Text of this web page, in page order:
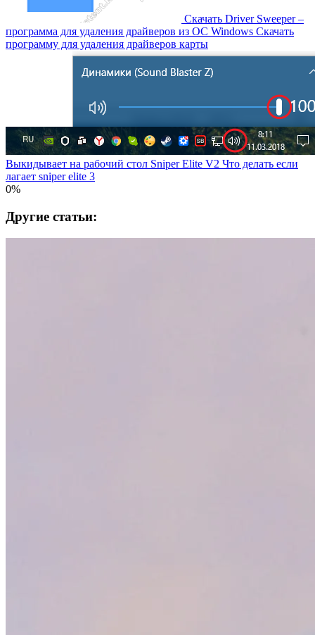
Скачать Driver Sweeper –
программа для удаления драйверов из OC Windows Скачать
программу для удаления драйверов карты
Выкидывает на рабочий стол Sniper Elite V2 Что делать если
лагает sniper elite 3
0%
Другие статьи: